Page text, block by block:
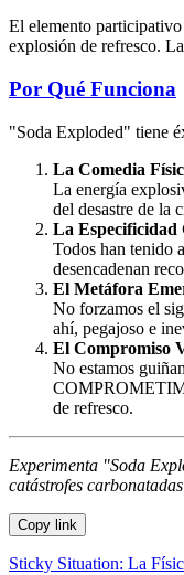
El elemento
explosión de refresco.
Por Qué Funciona
"Soda Exploded" tiene
La Comedia
La energía
del desastre de la
La Especificidad
Todos han tenido
desencadenan
El Metáfora
No forzamos el
ahí, pegajoso e
El Compromiso
No estamos
de refresco.
Experimenta "Soda
catástrofes
Copy link
Sticky Situation: La